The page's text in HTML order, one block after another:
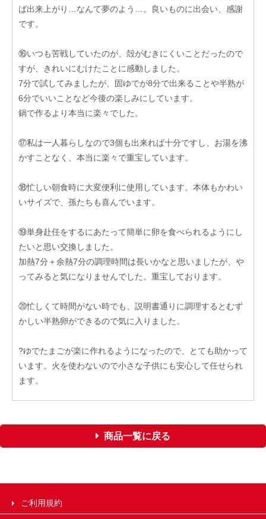
ば出来上がり…なんて夢のよう…。良いものに出会い、感謝
です。
⑯いつも苦戦していたのが、殻がむきにくいことだったので
すが、きれいにむけたことに感動しました。
7分で試してみましたが、固ゆでが8分で出来ることや半熟が
6分でいいことなど今後の楽しみにしています。
鍋で作るより本当に楽々でした。
⑰私は一人暮らしなので3個も出来れば十分ですし、お湯を沸
かすことなく、本当に楽々で重宝しています。
⑱忙しい朝食時に大変便利に使用しています。本体もかわい
いサイズで、孫たちも喜んでいます。
⑲単身赴任をするにあたって簡単に卵を食べられるようにし
たいと思い交換しました。
加熱7分＋余熱7分の調理時間は長いかなと思いましたが、や
ってみると気になりませんでした。重宝しております。
⑳忙しくて時間がない時でも、説明書通りに調理するとむず
かしい半熟卵ができるので気に入りました。
?ゆでたまごが楽に作れるようになったので、とても助かって
います。火を使わないので小さな子供にも安心して任せられ
ます。
商品一覧に戻る
ご利用規約